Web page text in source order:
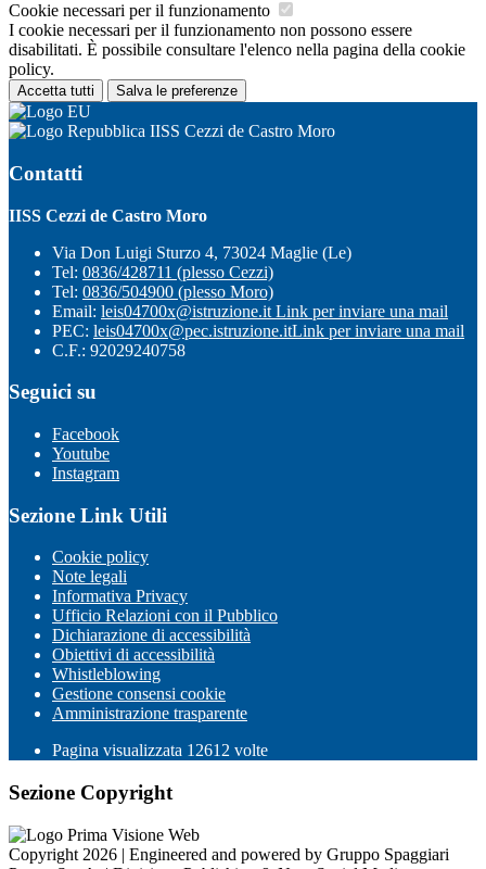
Cookie necessari per il funzionamento
I cookie necessari per il funzionamento non possono essere
disabilitati. È possibile consultare l'elenco nella pagina della cookie
policy.
Accetta tutti Salva le preferenze
IISS Cezzi de Castro Moro
Contatti
IISS Cezzi de Castro Moro
Via Don Luigi Sturzo 4, 73024 Maglie (Le)
Tel: 0836/428711 (plesso Cezzi)
Tel: 0836/504900 (plesso Moro)
Email: leis04700x@istruzione.it Link per inviare una mail
PEC: leis04700x@pec.istruzione.itLink per inviare una mail
C.F.: 92029240758
Seguici su
Facebook
Youtube
Instagram
Sezione Link Utili
Cookie policy
Note legali
Informativa Privacy
Ufficio Relazioni con il Pubblico
Dichiarazione di accessibilità
Obiettivi di accessibilità
Whistleblowing
Gestione consensi cookie
Amministrazione trasparente
Pagina visualizzata 12612 volte
Sezione Copyright
Copyright 2026 | Engineered and powered by Gruppo Spaggiari